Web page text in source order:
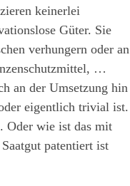
keinerlei
Güter. Sie
verhungern oder an
…
an der Umsetzung hin
eigentlich trivial ist.
Oder wie ist das mit
patentiert ist